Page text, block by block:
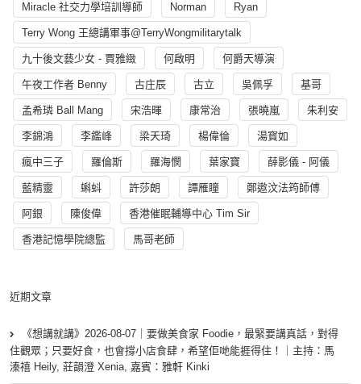
Miracle 社交力學培訓導師 Norman Ryan
Terry Wong 王總講軍事@TerryWongmilitarytalk
九十後文藝少女 - 賈雅緻 何啟明 何爵天導演
午夜工作者 Benny 古庄辰 古立 吳佩孚 基哥
孟希璘 Ball Mang 宋浩暉 康常治 張曉嵐 朱利安
李錦鴻 李鑑峰 梁天琦 楊偉倫 湯寳如
瘋中三子 羅倫斯 羅海憫 葉家寶 薛影儀 - 阿儀
藍精靈 蝌蚪 許莎朗 譚雁瞳 鄭遨汶法筠師傅
阿銀 陳俊偉 香港催眠輔導中心 Tim Sir
香港記憶學院總監 馬哥老師
近期文章
《想講就講》2026-08-07｜要做美食家 Foodie，最緊要講真話，對得
住觀眾；只要好食，也會撐小店食肆，希望佢哋能捱得住！｜主持：馬
溱禧 Heily, 莊韻澄 Xenia, 嘉賓：雅軒 Kinki